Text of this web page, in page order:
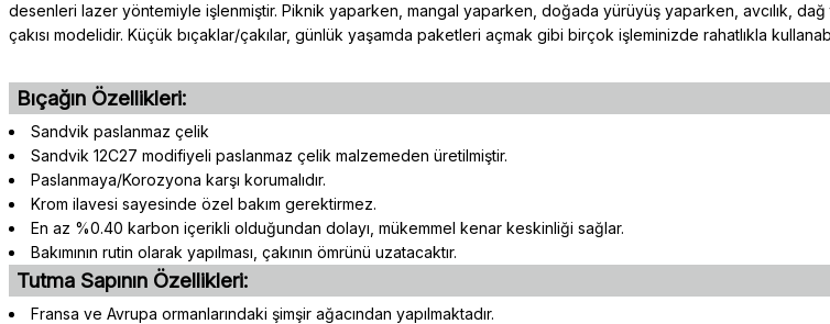
desenleri lazer yöntemiyle işlenmiştir. Piknik yaparken, mangal yaparken, doğada yürüyüş yaparken, avcılık,
çakısı modelidir. Küçük bıçaklar/çakılar, günlük yaşamda paketleri açmak gibi birçok işleminizde rahatlıkla
Bıçağın Özellikleri:
Sandvik paslanmaz çelik
Sandvik 12C27 modifiyeli paslanmaz çelik malzemeden üretilmiştir.
Paslanmaya/Korozyona karşı korumalıdır.
Krom ilavesi sayesinde özel bakım gerektirmez.
En az %0.40 karbon içerikli olduğundan dolayı, mükemmel kenar keskinliği sağlar.
Bakımının rutin olarak yapılması, çakının ömrünü uzatacaktır.
Tutma Sapının Özellikleri:
Fransa ve Avrupa ormanlarındaki şimşir ağacından yapılmaktadır.